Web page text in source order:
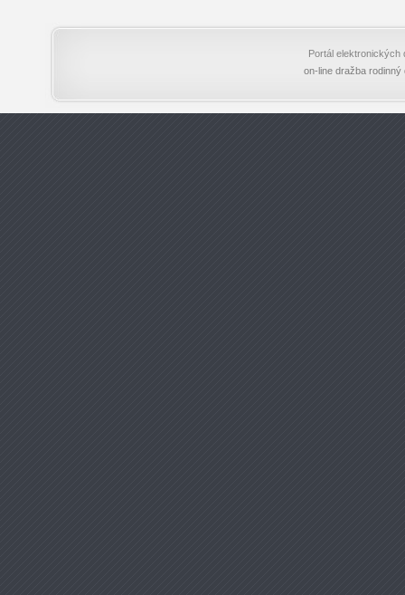
Portál
on-line dražba rodinný